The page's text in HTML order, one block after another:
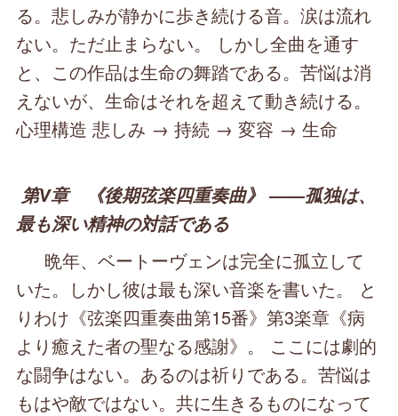
る。悲しみが静かに歩き続ける音。涙は流れ
ない。ただ止まらない。 しかし全曲を通す
と、この作品は生命の舞踏である。苦悩は消
えないが、生命はそれを超えて動き続ける。
心理構造 悲しみ → 持続 → 変容 → 生命
第Ⅴ章 《後期弦楽四重奏曲》 ――孤独は、
最も深い精神の対話である
晩年、ベートーヴェンは完全に孤立して
いた。しかし彼は最も深い音楽を書いた。 と
りわけ《弦楽四重奏曲第15番》第3楽章《病
より癒えた者の聖なる感謝》。 ここには劇的
な闘争はない。あるのは祈りである。苦悩は
もはや敵ではない。共に生きるものになって